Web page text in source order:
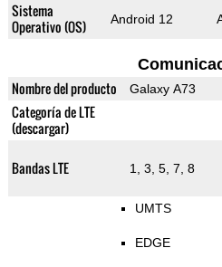
Sistema
Operativo (OS)
Android 12
Nombre del producto Galaxy A73
Categoría de LTE
(descargar)
Bandas LTE 1, 3, 5, 7, 8
UMTS
EDGE